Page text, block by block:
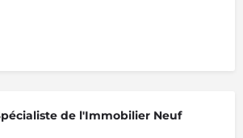
de l'Immobilier Neuf